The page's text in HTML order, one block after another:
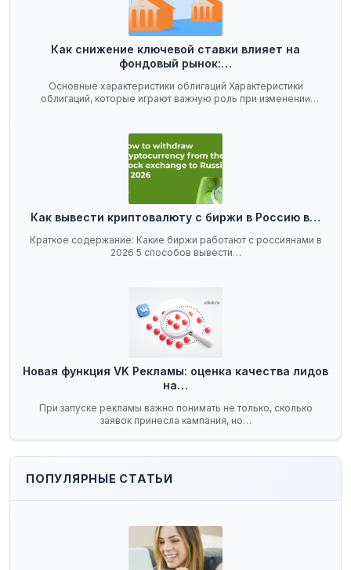
Как снижение ключевой ставки влияет на
фондовый рынок:…
Основные характеристики облигаций Характеристики
облигаций, которые играют важную роль при изменении
Как вывести криптовалюту с биржи в Россию в…
Краткое содержание: Какие биржи работают с россиянами в
2026 5 способов вывести…
Новая функция VK Рекламы: оценка качества лидов
на…
При запуске рекламы важно понимать не только, сколько
заявок принесла кампания, но…
ПОПУЛЯРНЫЕ СТАТЬИ